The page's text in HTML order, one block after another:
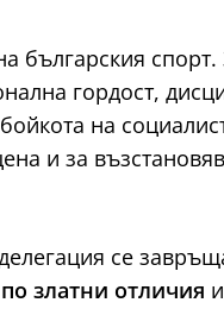
българския
гордост,
на
и за
се
златни отличия